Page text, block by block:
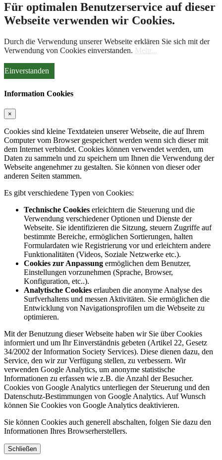
Für optimalen Benutzerservice auf dieser
Webseite verwenden wir Cookies.
Durch die Verwendung unserer Webseite erklären Sie sich mit der
Verwendung von Cookies einverstanden. Mehr...
Einverstanden
Information Cookies
×
Cookies sind kleine Textdateien unserer Webseite, die auf Ihrem
Computer vom Browser gespeichert werden wenn sich dieser mit
dem Internet verbindet. Cookies können verwendet werden, um
Daten zu sammeln und zu speichern um Ihnen die Verwendung der
Webseite angenehmer zu gestalten. Sie können von dieser oder
anderen Seiten stammen.
Es gibt verschiedene Typen von Cookies:
Technische Cookies erleichtern die Steuerung und die
Verwendung verschiedener Optionen und Dienste der
Webseite. Sie identifizieren die Sitzung, steuern Zugriffe auf
bestimmte Bereiche, ermöglichen Sortierungen, halten
Formulardaten wie Registrierung vor und erleichtern andere
Funktionalitäten (Videos, Soziale Netzwerke etc.).
Cookies zur Anpassung ermöglichen dem Benutzer,
Einstellungen vorzunehmen (Sprache, Browser,
Konfiguration, etc..).
Analytische Cookies erlauben die anonyme Analyse des
Surfverhaltens und messen Aktivitäten. Sie ermöglichen die
Entwicklung von Navigationsprofilen um die Webseite zu
optimieren.
Mit der Benutzung dieser Webseite haben wir Sie über Cookies
informiert und um Ihr Einverständnis gebeten (Artikel 22, Gesetz
34/2002 der Information Society Services). Diese dienen dazu, den
Service, den wir zur Verfügung stellen, zu verbessern. Wir
verwenden Google Analytics, um anonyme statistische
Informationen zu erfassen wie z.B. die Anzahl der Besucher.
Cookies von Google Analytics unterliegen der Steuerung und den
Datenschutz-Bestimmungen von Google Analytics. Auf Wunsch
können Sie Cookies von Google Analytics deaktivieren.
Sie können Cookies auch generell abschalten, folgen Sie dazu den
Informationen Ihres Browserherstellers.
Schließen